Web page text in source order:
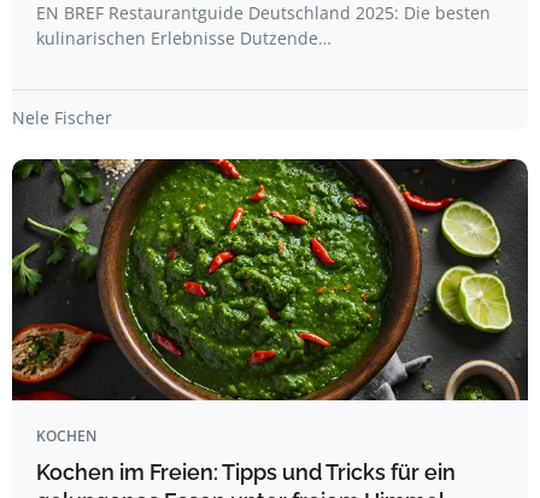
EN BREF Restaurantguide Deutschland 2025: Die besten
kulinarischen Erlebnisse Dutzende…
Nele Fischer
KOCHEN
Kochen im Freien: Tipps und Tricks für ein